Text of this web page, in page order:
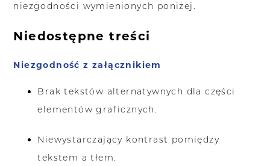
niezgodności wymienionych poniżej.
Niedostępne treści
Niezgodność z załącznikiem
Brak tekstów alternatywnych dla części
elementów graficznych.
Niewystarczający kontrast pomiędzy
tekstem a tłem.